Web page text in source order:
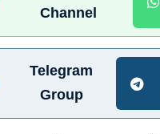
Channel
Telegram
Group